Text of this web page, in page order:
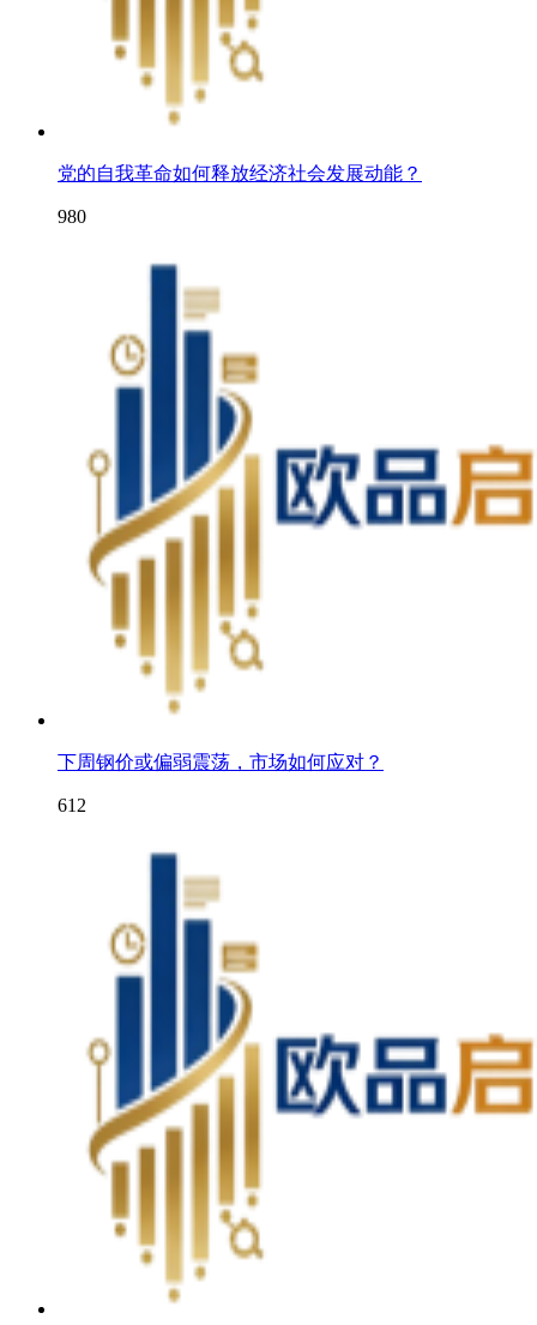
党的自我革命如何释放经济社会发展动能？
980
下周钢价或偏弱震荡，市场如何应对？
612